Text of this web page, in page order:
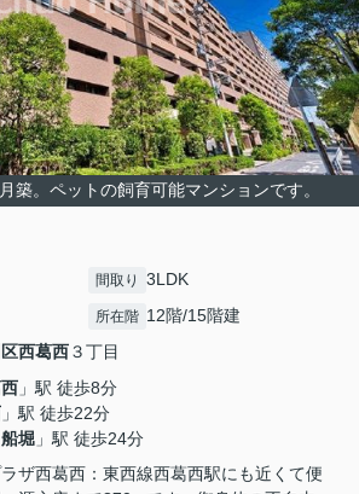
築。ペットの飼育可能マンションです。
間取り 3LDK
所在階 12階/15階建
西葛西３丁目
」駅 徒歩8分
」駅 徒歩22分
船堀 」駅 徒歩24分
ザ西葛西：東西線西葛西駅にも近くて便